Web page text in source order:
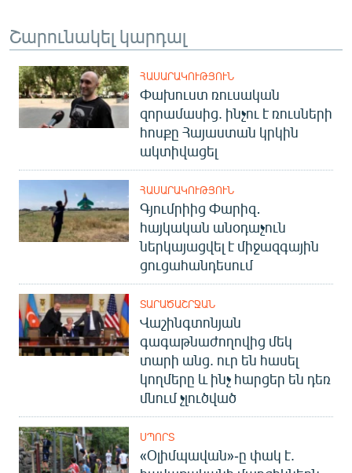
Շարունակել կարդալ
ՀԱՍԱՐԱԿՈՒԹՅՈՒՆ
Փախուստ ռուսական
զորամասից. ինչու է ռուսների
հոսքը Հայաստան կրկին
ակտիվացել
ՀԱՍԱՐԱԿՈՒԹՅՈՒՆ
Գյումրիից Փարիզ․
հայկական անօդաչուն
ներկայացվել է միջազգային
ցուցահանդեսում
ՏԱՐԱԾԱՇՐՋԱՆ
Վաշինգտոնյան
գագաթնաժողովից մեկ
տարի անց. ուր են հասել
կողմերը և ինչ հարցեր են դեռ
մնում չլուծված
ՍՊՈՐՏ
«Օլիմպավան»-ը փակ է.